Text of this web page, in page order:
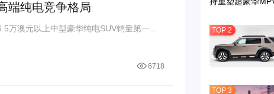
端纯电竞争格局
万澳元以上中型豪华纯电SUV销量第一...
6718